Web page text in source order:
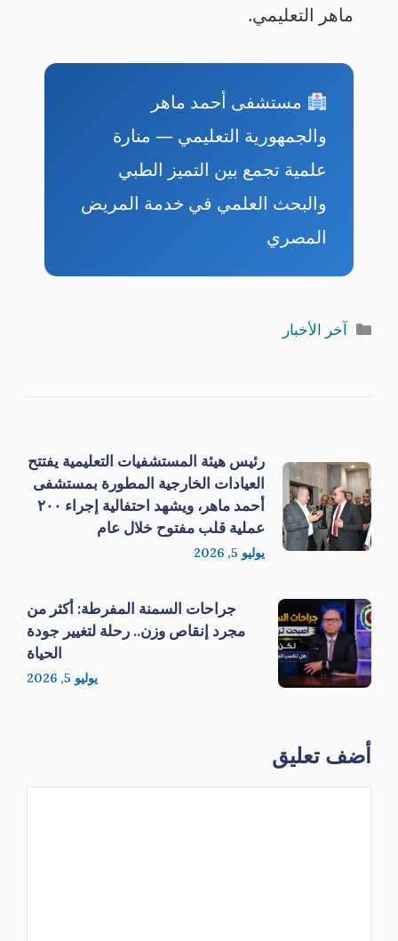
ماهر التعليمي.
مستشفى أحمد ماهر
والجمهورية التعليمي — منارة
علمية تجمع بين التميز الطبي
والبحث العلمي في خدمة المريض
المصري
التصنيفات
آخر الأخبار
رئيس هيئة المستشفيات التعليمية يفتتح
العيادات الخارجية المطورة بمستشفى
أحمد ماهر، ويشهد احتفالية إجراء ٢٠٠
عملية قلب مفتوح خلال عام
يوليو 5, 2026
جراحات السمنة المفرطة: أكثر من
مجرد إنقاص وزن.. رحلة لتغيير جودة
الحياة
يوليو 5, 2026
أضف تعليق